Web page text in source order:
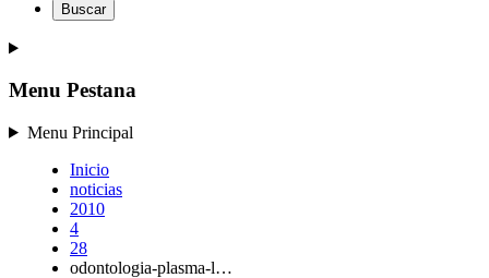
Buscar
Menu Pestana
Menu Principal
Inicio
noticias
2010
4
28
odontologia-plasma-l…